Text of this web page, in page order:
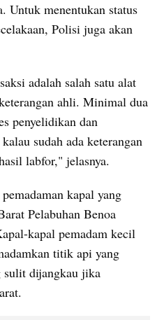
Untuk menentukan status
Polisi juga akan
adalah salah satu alat
ahli. Minimal dua
penyelidikan dan
sudah ada keterangan
labfor," jelasnya.
kapal yang
Pelabuhan Benoa
kapal pemadam kecil
titik api yang
sulit dijangkau jika